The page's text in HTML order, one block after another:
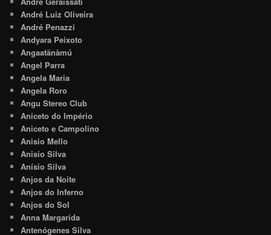
André Luiz Oliveira
André Penazzi
Andyara Peixoto
Angaatãnàmú
Angel Parra
Angela Maria
Angela Roro
Angu Stereo Club
Aniceto do Império
Aniceto e Campolino
Anisio Mello
Anisio Silva
Anísio Silva
Anjos da Noite
Anjos do Inferno
Anjos do Sol
Anna Margarida
Antenógenes Silva